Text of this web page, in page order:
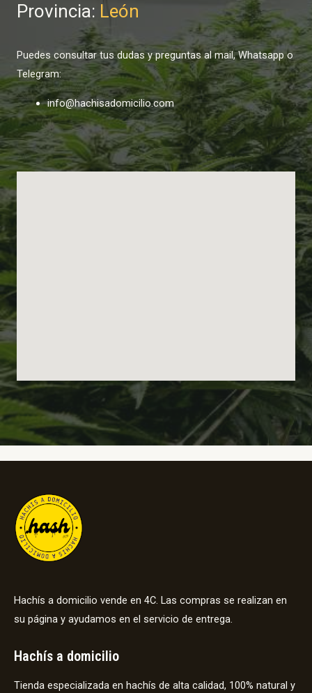
Provincia: León
Puedes consultar tus dudas y preguntas al mail, Whatsapp o
Telegram:
info@hachisadomicilio.com
Hachís a domicilio vende en 4C. Las compras se realizan en
su página y ayudamos en el servicio de entrega.
Hachís a domicilio
Tienda especializada en hachís de alta calidad, 100% natural y